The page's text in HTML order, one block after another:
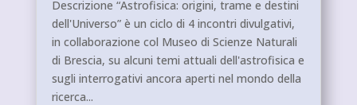
Descrizione “Astrofisica: origini, trame e destini
dell'Universo” è un ciclo di 4 incontri divulgativi,
in collaborazione col Museo di Scienze Naturali
di Brescia, su alcuni temi attuali dell'astrofisica e
sugli interrogativi ancora aperti nel mondo della
ricerca...